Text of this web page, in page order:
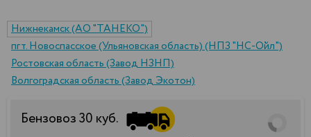
Нижнекамск (АО "ТАНЕКО")
пгт. Новоспасское (Ульяновская область) (НПЗ "НС-Ойл")
Ростовская область (Завод НЗНП)
Волгоградская область (Завод Экотон)
Бензовоз30 куб.